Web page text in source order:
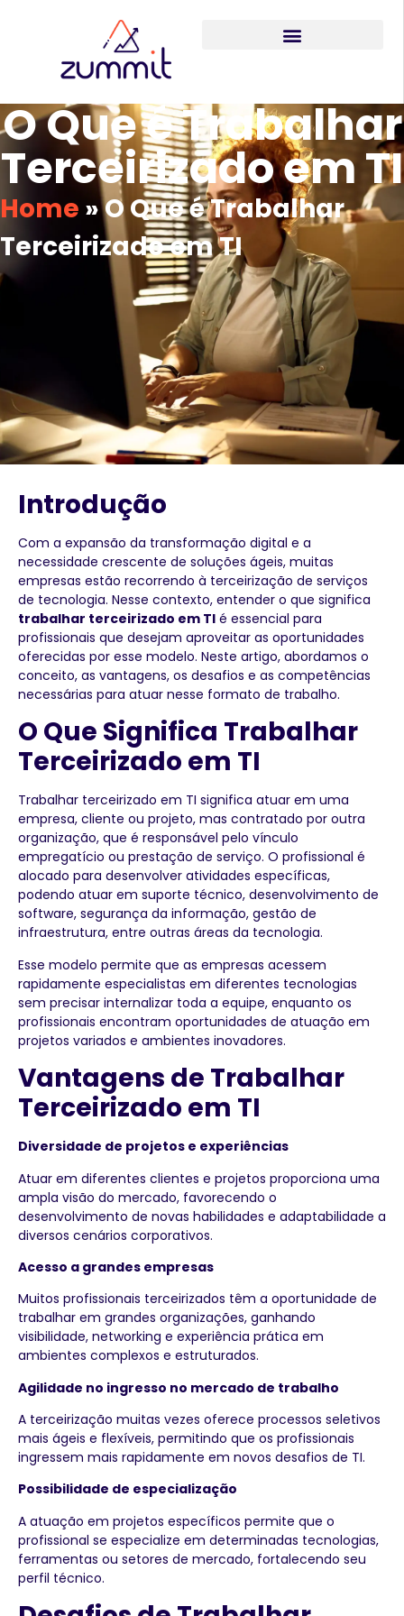
O Que é Trabalhar
Terceirizado em TI
Home »O Que é Trabalhar
Terceirizado em TI
Introdução
Com a expansão da transformação digital e a
necessidade crescente de soluções ágeis, muitas
empresas estão recorrendo à terceirização de serviços
de tecnologia. Nesse contexto, entender o que significa
trabalhar terceirizado em TI é essencial para
profissionais que desejam aproveitar as oportunidades
oferecidas por esse modelo. Neste artigo, abordamos o
conceito, as vantagens, os desafios e as competências
necessárias para atuar nesse formato de trabalho.
O Que Significa Trabalhar
Terceirizado em TI
Trabalhar terceirizado em TI significa atuar em uma
empresa, cliente ou projeto, mas contratado por outra
organização, que é responsável pelo vínculo
empregatício ou prestação de serviço. O profissional é
alocado para desenvolver atividades específicas,
podendo atuar em suporte técnico, desenvolvimento de
software, segurança da informação, gestão de
infraestrutura, entre outras áreas da tecnologia.
Esse modelo permite que as empresas acessem
rapidamente especialistas em diferentes tecnologias
sem precisar internalizar toda a equipe, enquanto os
profissionais encontram oportunidades de atuação em
projetos variados e ambientes inovadores.
Vantagens de Trabalhar
Terceirizado em TI
Diversidade de projetos e experiências
Atuar em diferentes clientes e projetos proporciona uma
ampla visão do mercado, favorecendo o
desenvolvimento de novas habilidades e adaptabilidade a
diversos cenários corporativos.
Acesso a grandes empresas
Muitos profissionais terceirizados têm a oportunidade de
trabalhar em grandes organizações, ganhando
visibilidade, networking e experiência prática em
ambientes complexos e estruturados.
Agilidade no ingresso no mercado de trabalho
A terceirização muitas vezes oferece processos seletivos
mais ágeis e flexíveis, permitindo que os profissionais
ingressem mais rapidamente em novos desafios de TI.
Possibilidade de especialização
A atuação em projetos específicos permite que o
profissional se especialize em determinadas tecnologias,
ferramentas ou setores de mercado, fortalecendo seu
perfil técnico.